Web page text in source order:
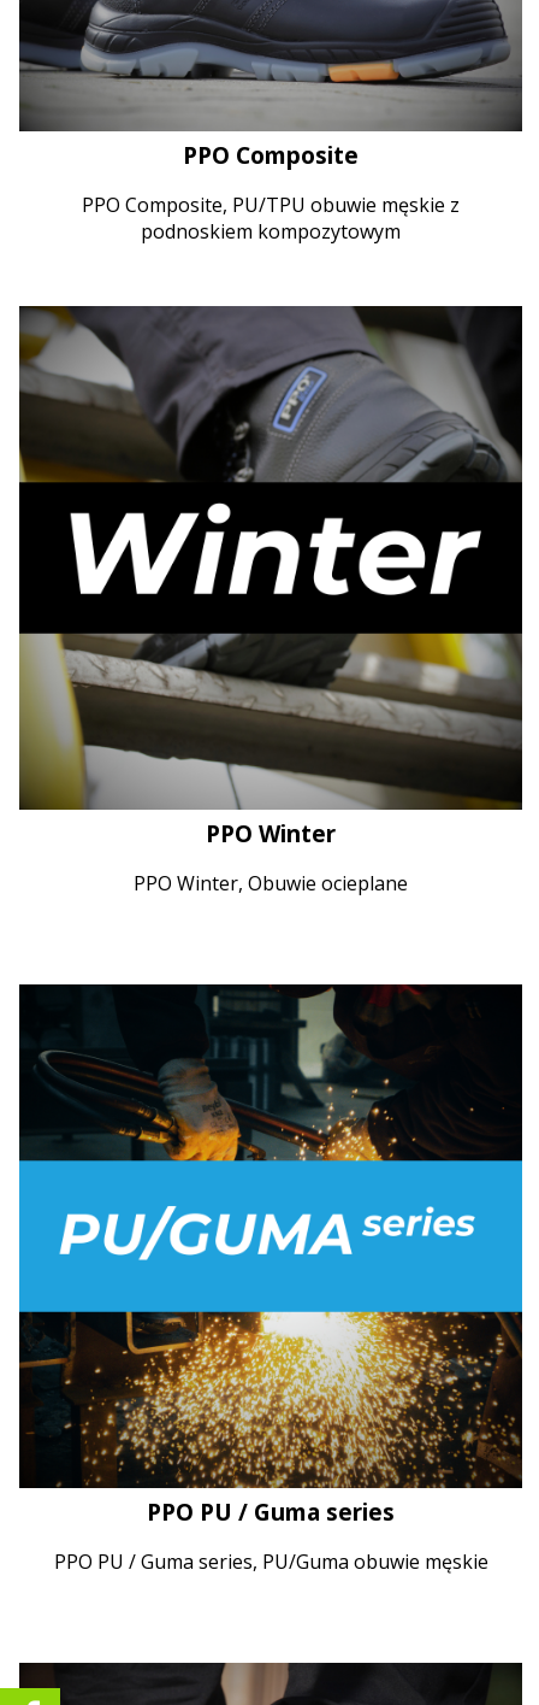
PPO Composite
PPO Composite, PU/TPU obuwie męskie z
podnoskiem kompozytowym
PPO Winter
PPO Winter, Obuwie ocieplane
PPO PU / Guma series
PPO PU / Guma series, PU/Guma obuwie męskie